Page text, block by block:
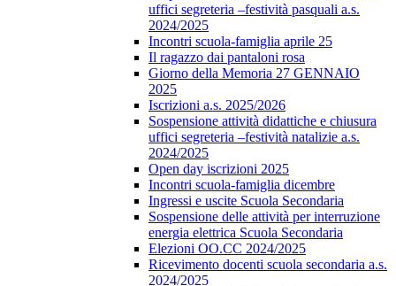
uffici segreteria –festività pasquali a.s.
2024/2025
Incontri scuola-famiglia aprile 25
Il ragazzo dai pantaloni rosa
Giorno della Memoria 27 GENNAIO
2025
Iscrizioni a.s. 2025/2026
Sospensione attività didattiche e chiusura
uffici segreteria –festività natalizie a.s.
2024/2025
Open day iscrizioni 2025
Incontri scuola-famiglia dicembre
Ingressi e uscite Scuola Secondaria
Sospensione delle attività per interruzione
energia elettrica Scuola Secondaria
Elezioni OO.CC 2024/2025
Ricevimento docenti scuola secondaria a.s.
2024/2025